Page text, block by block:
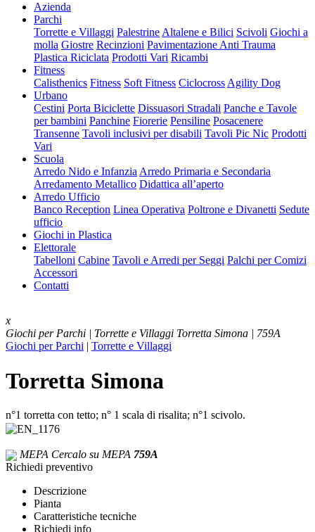
Azienda
Parchi
Torrette e Villaggi Palestrine Altalene e Bilici Scivoli Giochi a
molla Giostre Recinzioni Pavimentazione Anti Trauma
Plastica Riciclata Prodotti Vari Ricambi
Fitness
Calisthenics Fitness Soft Fitness Ciclocross Agility Dog
Urbano
Cestini Porta Biciclette Dissuasori Stradali Panche e Tavole
per bambini Panchine Fiorerie Pensiline Posacenere
Transenne Tavoli inclusivi per disabili Tavoli Pic Nic Prodotti
Vari
Scuola
Arredo Nido e Infanzia Arredo Primaria e Secondaria
Arredamento Metallico Didattica all’aperto
Arredo Ufficio
Banco Reception Linea Operativa Poltrone e Divanetti Sedute
ufficio
Giochi in Plastica
Elettorale
Tabelloni Cabine Tavoli e Arredi per Seggi Palchi per Comizi
Accessori
Contatti
x
Giochi per Parchi | Torrette e Villaggi Torretta Simona | 759A
Giochi per Parchi | Torrette e Villaggi
Torretta Simona
n°1 torretta con tetto; n° 1 scala di risalita; n°1 scivolo.
MEPA Cercalo su MEPA 759A
Richiedi preventivo
Descrizione
Pianta
Caratteristiche tecniche
Richiedi info